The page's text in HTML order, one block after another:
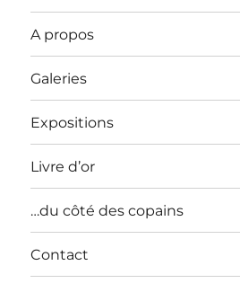
A propos
Galeries
Expositions
Livre d’or
…du côté des copains
Contact